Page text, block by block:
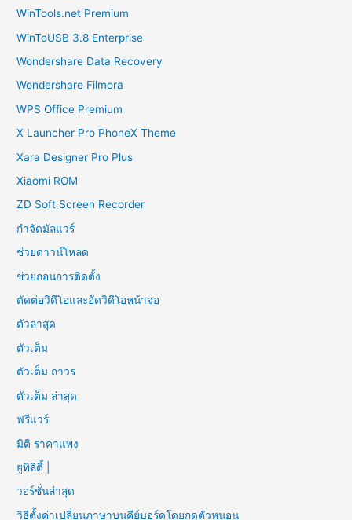
WinTools.net Premium
WinToUSB 3.8 Enterprise
Wondershare Data Recovery
Wondershare Filmora
WPS Office Premium
X Launcher Pro PhoneX Theme
Xara Designer Pro Plus
Xiaomi ROM
ZD Soft Screen Recorder
กำจัดมัลแวร์
ช่วยดาวน์โหลด
ช่วยถอนการติดตั้ง
ตัดต่อวิดีโอและอัดวิดีโอหน้าจอ
ตัวล่าสุด
ตัวเต็ม
ตัวเต็ม ถาวร
ตัวเต็ม ล่าสุด
ฟรีแวร์
มิติ ราคาแพง
ยูทิลิตี้ |
วอร์ชั่นล่าสุด
วิธีตั้งค่าเปลี่ยนภาษาบนคีย์บอร์ดโดยกดตัวหนอน